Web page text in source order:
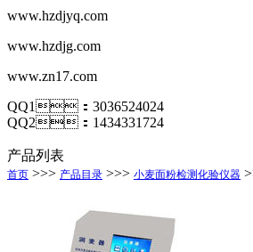
www.hzdjyq.com
www.hzdjg.com
www.zn17.com
QQ1：3036524024
QQ2：1434331724
产品列表
首页 >>> 产品目录 >>> 小麦面粉检测化验仪器